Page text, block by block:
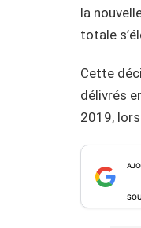
la
totale
Cette
délivrés
2019,